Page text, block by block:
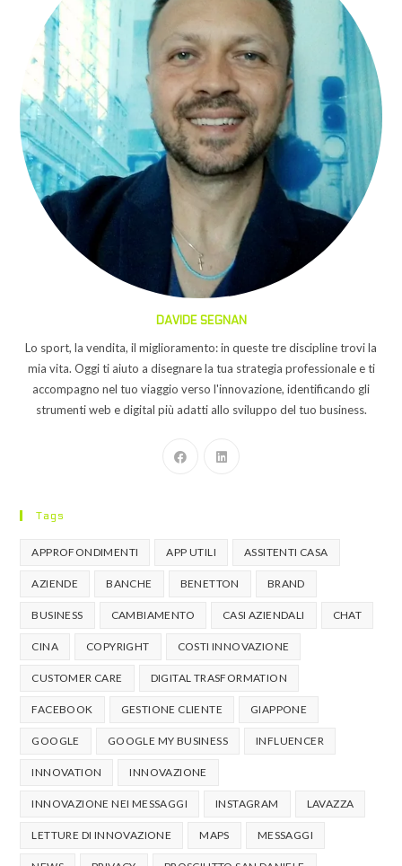
DAVIDE SEGNAN
Lo sport, la vendita, il miglioramento: in queste tre discipline trovi la
mia vita. Oggi ti aiuto a disegnare la tua strategia professionale e ti
accompagno nel tuo viaggio verso l'innovazione, identificando gli
strumenti web e digital più adatti allo sviluppo del tuo business.
Tags
APPROFONDIMENTI APP UTILI ASSITENTI CASA
AZIENDE BANCHE BENETTON BRAND
BUSINESS CAMBIAMENTO CASI AZIENDALI CHAT
CINA COPYRIGHT COSTI INNOVAZIONE
CUSTOMER CARE DIGITAL TRASFORMATION
FACEBOOK GESTIONE CLIENTE GIAPPONE
GOOGLE GOOGLE MY BUSINESS INFLUENCER
INNOVATION INNOVAZIONE
INNOVAZIONE NEI MESSAGGI INSTAGRAM LAVAZZA
LETTURE DI INNOVAZIONE MAPS MESSAGGI